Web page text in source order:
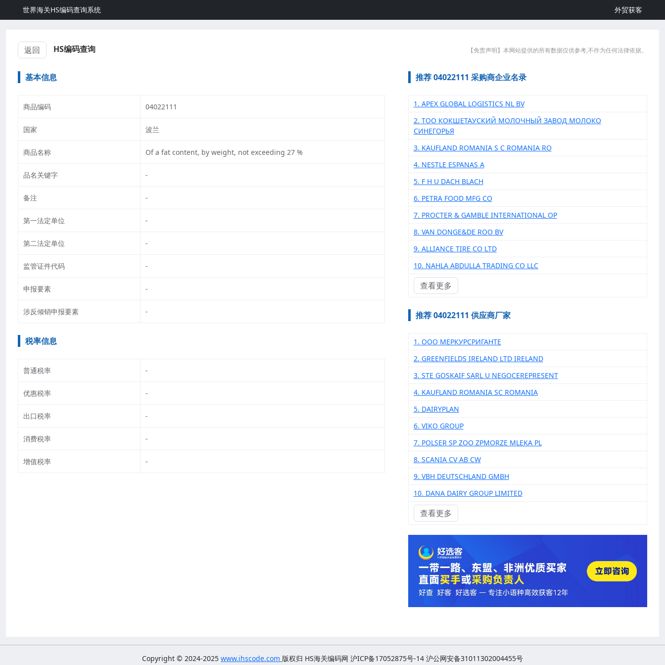
世界海关HS编码查询系统 外贸获客
返回 HS编码查询 【免责声明】本网站提供的所有数据仅供参考,不作为任何法律依据。
基本信息
商品编码 04022111
国家 波兰
商品名称 Of a fat content, by weight, not exceeding 27 %
品名关键字 -
备注 -
第一法定单位 -
第二法定单位 -
监管证件代码 -
申报要素 -
涉反倾销申报要素 -
税率信息
普通税率 -
优惠税率 -
出口税率 -
消费税率 -
增值税率 -
推荐 04022111 采购商企业名录
1. APEX GLOBAL LOGISTICS NL BV
2. ТОО КОКШЕТАУСКИЙ МОЛОЧНЫЙ ЗАВОД МОЛОКО
СИНЕГОРЬЯ
3. KAUFLAND ROMANIA S C ROMANIA RO
4. NESTLE ESPANAS A
5. F H U DACH BLACH
6. PETRA FOOD MFG CO
7. PROCTER & GAMBLE INTERNATIONAL OP
8. VAN DONGE&DE ROO BV
9. ALLIANCE TIRE CO LTD
10. NAHLA ABDULLA TRADING CO LLC
查看更多
推荐 04022111 供应商厂家
1. ООО МЕРКУРСРИГАНТЕ
2. GREENFIELDS IRELAND LTD IRELAND
3. STE GOSKAIF SARL U NEGOCEREPRESENT
4. KAUFLAND ROMANIA SC ROMANIA
5. DAIRYPLAN
6. VIKO GROUP
7. POLSER SP ZOO ZPMORZE MLEKA PL
8. SCANIA CV AB CW
9. VBH DEUTSCHLAND GMBH
10. DANA DAIRY GROUP LIMITED
查看更多
Copyright © 2024-2025 www.ihscode.com 版权归 HS海关编码网 沪ICP备17052875号-14 沪公网安备31011302004455号